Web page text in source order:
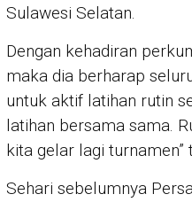
Sulawesi Selatan.
Dengan kehadiran
maka dia berharap
untuk aktif latihan rutin
latihan bersama sama.
kita gelar lagi turnamen”
Sehari sebelumnya